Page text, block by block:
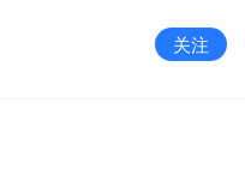
关注